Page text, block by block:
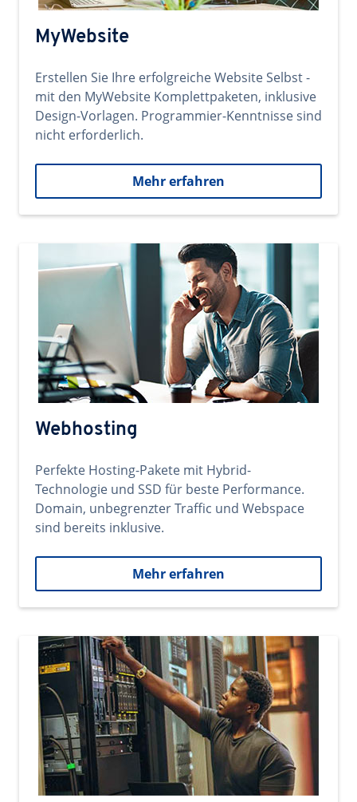
MyWebsite
Erstellen Sie Ihre erfolgreiche Website Selbst -
mit den MyWebsite Komplettpaketen, inklusive
Design-Vorlagen. Programmier-Kenntnisse sind
nicht erforderlich.
Mehr erfahren
Webhosting
Perfekte Hosting-Pakete mit Hybrid-
Technologie und SSD für beste Performance.
Domain, unbegrenzter Traffic und Webspace
sind bereits inklusive.
Mehr erfahren